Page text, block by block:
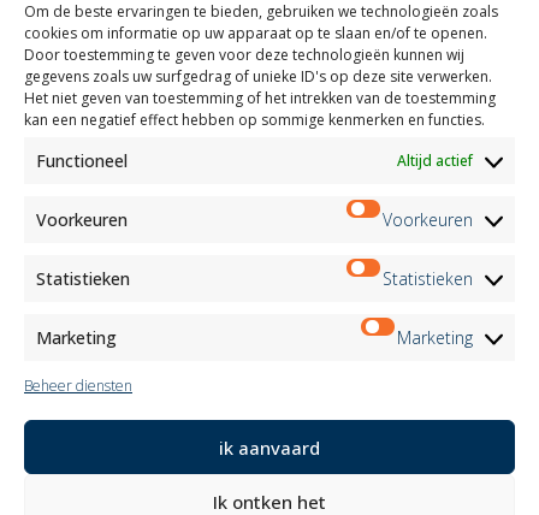
Om de beste ervaringen te bieden, gebruiken we technologieën zoals
cookies om informatie op uw apparaat op te slaan en/of te openen.
Door toestemming te geven voor deze technologieën kunnen wij
gegevens zoals uw surfgedrag of unieke ID's op deze site verwerken.
Het niet geven van toestemming of het intrekken van de toestemming
kan een negatief effect hebben op sommige kenmerken en functies.
Functioneel Altijd actief
Voorkeuren Voorkeuren
Statistieken Statistieken
Marketing Marketing
Beheer diensten
ik aanvaard
Ik ontken het
MOTTURA S.P.A. - Aandelenkapitaal 1.300.000,00 i.v. - C.F. & BTW-
nummer IT01051980017 - Vennootschap met één aandeelhouder
onder beheer en coördinatie door Tescofin Srl
Privacy Policy
Cookie Policy Imprint
Disconoscimento
Whistleblowing
Lithos S.r.l.
ondernemerssysteem" Maatregel - KMO DIGITALISATIEVOUCHER werd gecreëerd dankzij de
cofinanciering van de POR FESR Piemonte 2021-2027 AXIS RSO1.2 Actie I.1ii.2 voltooiingsjaar
STOFFEN
PRODUCTEN
MOTTURA POINT
Bureau